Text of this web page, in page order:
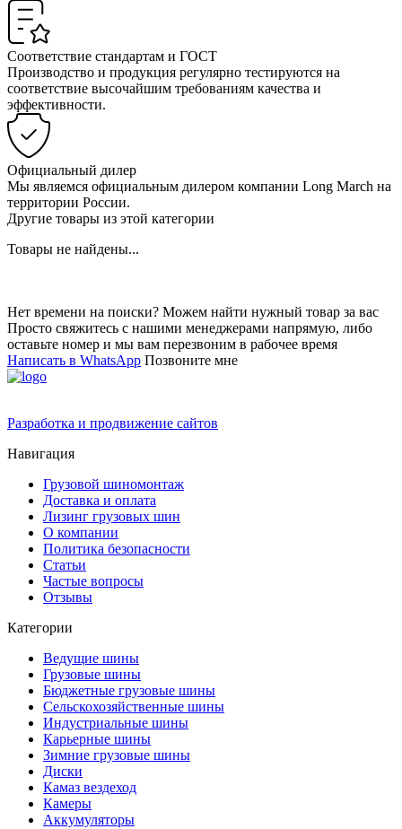
Соответствие стандартам и ГОСТ
Производство и продукция регулярно тестируются на
соответствие высочайшим требованиям качества и
эффективности.
Официальный дилер
Мы являемся официальным дилером компании Long March на
территории России.
Другие товары из этой категории
Товары не найдены...
Нет времени на поиски? Можем найти нужный товар за вас
Просто свяжитесь с нашими менеджерами напрямую, либо
оставьте номер и мы вам перезвоним в рабочее время
Написать в WhatsApp Позвоните мне
Разработка и продвижение сайтов
Навигация
Грузовой шиномонтаж
Доставка и оплата
Лизинг грузовых шин
О компании
Политика безопасности
Статьи
Частые вопросы
Отзывы
Категории
Ведущие шины
Грузовые шины
Бюджетные грузовые шины
Сельскохозяйственные шины
Индустриальные шины
Карьерные шины
Зимние грузовые шины
Диски
Камаз вездеход
Камеры
Аккумуляторы